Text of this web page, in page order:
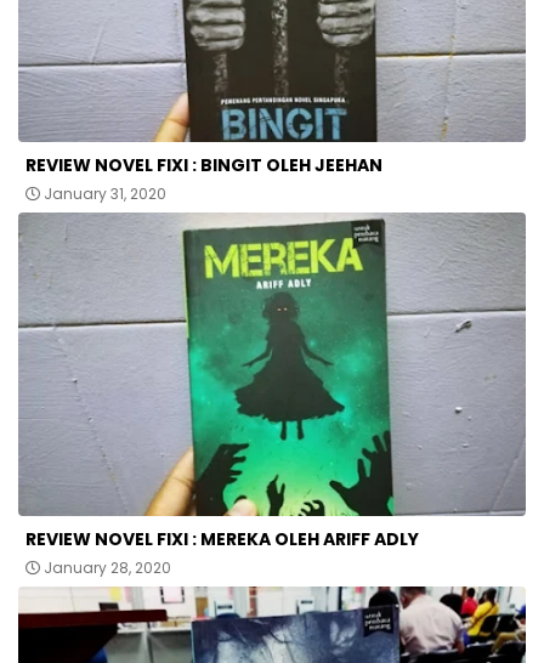
REVIEW NOVEL FIXI : BINGIT OLEH JEEHAN
January 31, 2020
REVIEW NOVEL FIXI : MEREKA OLEH ARIFF ADLY
January 28, 2020